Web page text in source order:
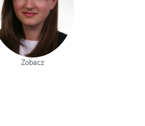
Zobacz